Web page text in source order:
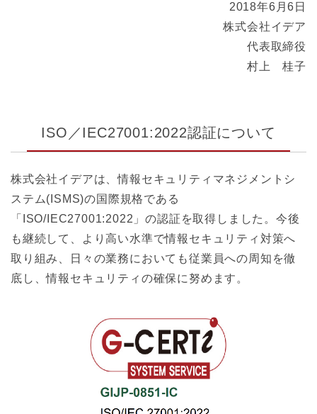
2018年6月6日
株式会社イデア
代表取締役
村上 桂子
ISO／IEC27001:2022認証について
株式会社イデアは、情報セキュリティマネジメントシ
ステム(ISMS)の国際規格である
「ISO/IEC27001:2022」の認証を取得しました。今後
も継続して、より高い水準で情報セキュリティ対策へ
取り組み、日々の業務においても従業員への周知を徹
底し、情報セキュリティの確保に努めます。